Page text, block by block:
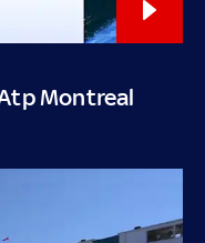
Montreal